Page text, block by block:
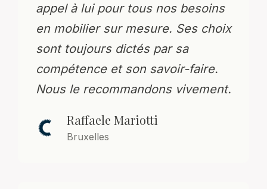
appel à lui pour tous nos besoins
en mobilier sur mesure. Ses choix
sont toujours dictés par sa
compétence et son savoir-faire.
Nous le recommandons vivement.
Raffaele Mariotti
Bruxelles